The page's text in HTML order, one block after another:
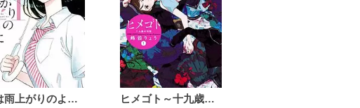
恋は雨上がりのように ヒメゴト～十九歳の制服～